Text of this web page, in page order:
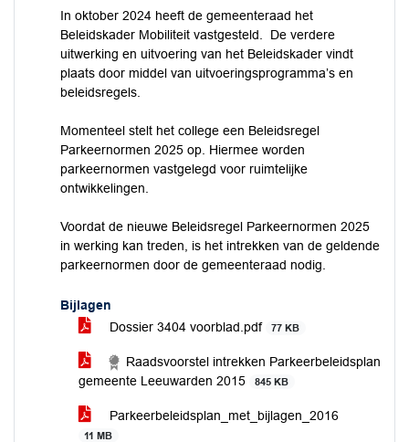
In oktober 2024 heeft de gemeenteraad het
Beleidskader Mobiliteit vastgesteld. De verdere
uitwerking en uitvoering van het Beleidskader vindt
plaats door middel van uitvoeringsprogramma’s en
beleidsregels.
Momenteel stelt het college een Beleidsregel
Parkeernormen 2025 op. Hiermee worden
parkeernormen vastgelegd voor ruimtelijke
ontwikkelingen.
Voordat de nieuwe Beleidsregel Parkeernormen 2025
in werking kan treden, is het intrekken van de geldende
parkeernormen door de gemeenteraad nodig.
Bijlagen
Dossier 3404 voorblad.pdf
77 KB
Raadsvoorstel intrekken Parkeerbeleidsplan
gemeente Leeuwarden 2015
845 KB
Parkeerbeleidsplan_met_bijlagen_2016
11 MB